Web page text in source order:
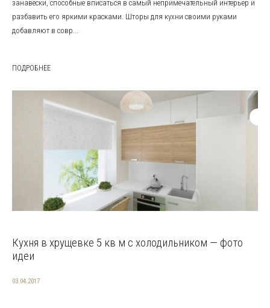
занавески, способные вписаться в самый непримечательный интерьер и
разбавить его яркими красками. Шторы для кухни своими руками
добавляют в совр...
ПОДРОБНЕЕ
Кухня в хрущевке 5 кв м с холодильником — фото
идеи
03.04.2017